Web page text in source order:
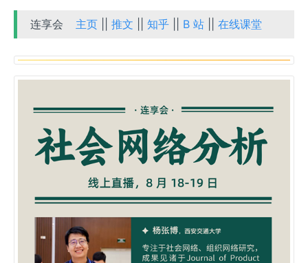
连享会 主页 ||推文 ||知乎 B 站 ||在线课堂